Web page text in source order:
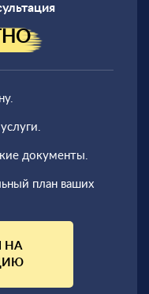
документы.
план ваших
НА